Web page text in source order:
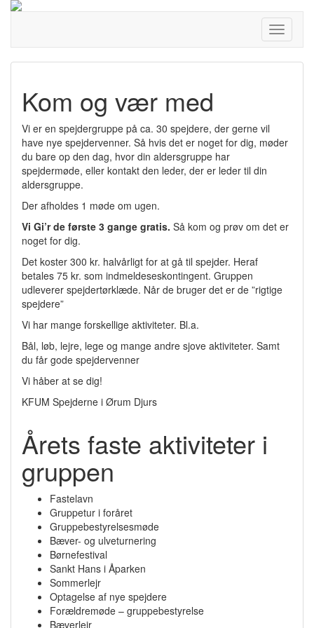
Toggle
Kom og vær med
Vi er en spejdergruppe på ca. 30 spejdere, der gerne vil
have nye spejdervenner. Så hvis det er noget for dig, møder
du bare op den dag, hvor din aldersgruppe har
spejdermøde, eller kontakt den leder, der er leder til din
aldersgruppe.
Der afholdes 1 møde om ugen.
Vi Gi’r de første 3 gange gratis. Så kom og prøv om det er
noget for dig.
Det koster 300 kr. halvårligt for at gå til spejder. Heraf
betales 75 kr. som indmeldeseskontingent. Gruppen
udleverer spejdertørklæde. Når de bruger det er de ”rigtige
spejdere”
Vi har mange forskellige aktiviteter. Bl.a.
Bål, løb, lejre, lege og mange andre sjove aktiviteter. Samt
du får gode spejdervenner
Vi håber at se dig!
KFUM Spejderne i Ørum Djurs
Årets faste aktiviteter i
gruppen
Fastelavn
Gruppetur i foråret
Gruppebestyrelsesmøde
Bæver- og ulveturnering
Børnefestival
Sankt Hans i Åparken
Sommerlejr
Optagelse af nye spejdere
Forældremøde – gruppebestyrelse
Bæverlejr